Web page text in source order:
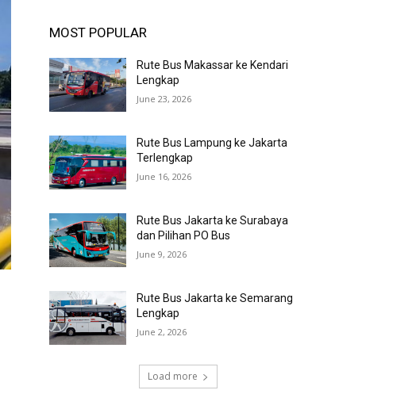
MOST POPULAR
Rute Bus Makassar ke Kendari
Lengkap
June 23, 2026
Rute Bus Lampung ke Jakarta
Terlengkap
June 16, 2026
Rute Bus Jakarta ke Surabaya
dan Pilihan PO Bus
June 9, 2026
Rute Bus Jakarta ke Semarang
Lengkap
June 2, 2026
Load more